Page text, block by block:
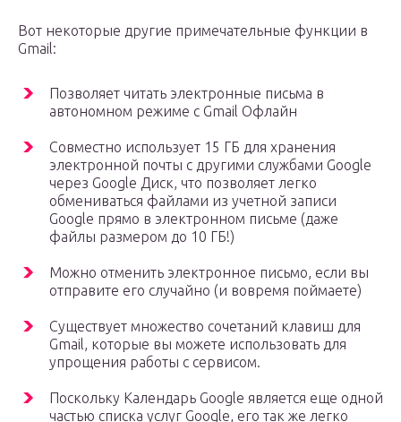
Вот некоторые другие примечательные функции в
Gmail:
Позволяет читать электронные письма в
автономном режиме с Gmail Офлайн
Совместно использует 15 ГБ для хранения
электронной почты с другими службами Google
через Google Диск, что позволяет легко
обмениваться файлами из учетной записи
Google прямо в электронном письме (даже
файлы размером до 10 ГБ!)
Можно отменить электронное письмо, если вы
отправите его случайно (и вовремя поймаете)
Существует множество сочетаний клавиш для
Gmail, которые вы можете использовать для
упрощения работы с сервисом.
Поскольку Календарь Google является еще одной
частью списка услуг Google, его так же легко